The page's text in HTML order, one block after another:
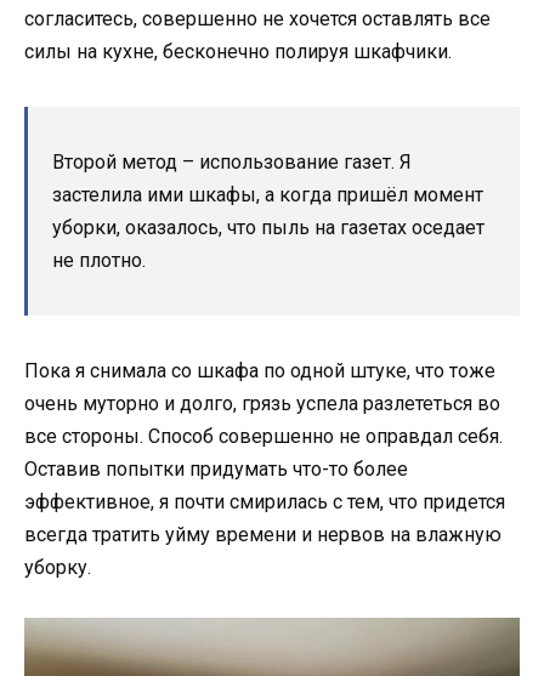
согласитесь, совершенно не хочется оставлять все
силы на кухне, бесконечно полируя шкафчики.
Второй метод – использование газет. Я
застелила ими шкафы, а когда пришёл момент
уборки, оказалось, что пыль на газетах оседает
не плотно.
Пока я снимала со шкафа по одной штуке, что тоже
очень муторно и долго, грязь успела разлететься во
все стороны. Способ совершенно не оправдал себя.
Оставив попытки придумать что-то более
эффективное, я почти смирилась с тем, что придется
всегда тратить уйму времени и нервов на влажную
уборку.